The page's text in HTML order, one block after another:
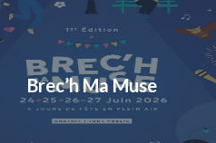
Brec’h Ma Muse